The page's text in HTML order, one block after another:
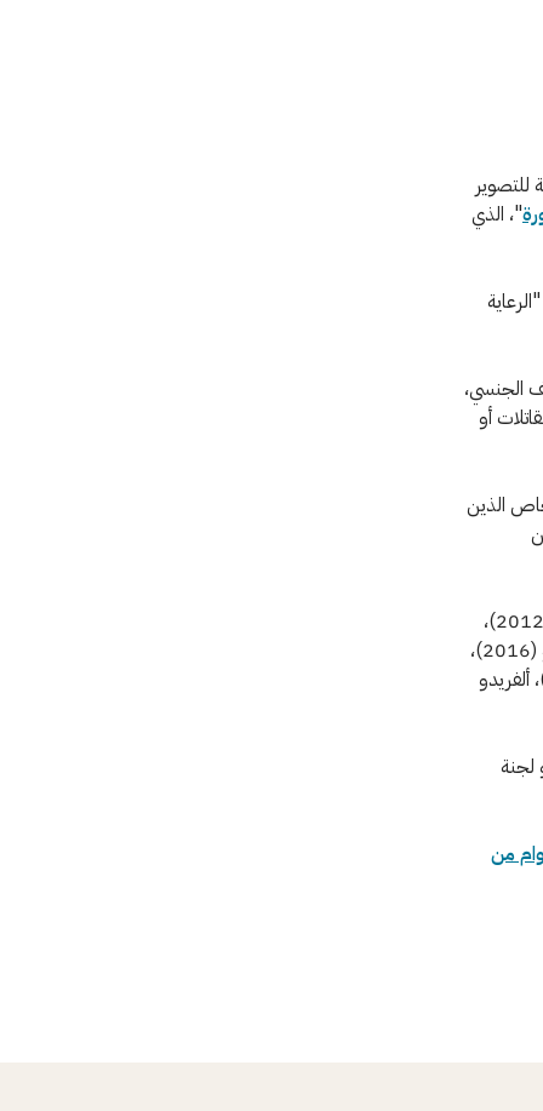
للتصوير
"، الذي
"الرعاية
العنف الجنسي،
أو
الذين
فاز بالجائزة في الإصدارات السابقة كل من: كاتالينا مارتن شيكو (2011)، ماني واي بنشيلا (2012)،
سباستيانو تومادا (2013)، وليام دانيلز (2014)، ديانا الهنداوي (2015)، خوان أريدوندو (2016)،
روميرو (2017)، فيرونيك دي فيجيري (2018)، عبدالمنعم عيسى (2019)، ألفريدو
لجنة
من